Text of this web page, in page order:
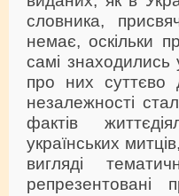
словника,
немає, оскільки
самі знаходились
про них суттєво
незалежності
фактів
українських
вигляді